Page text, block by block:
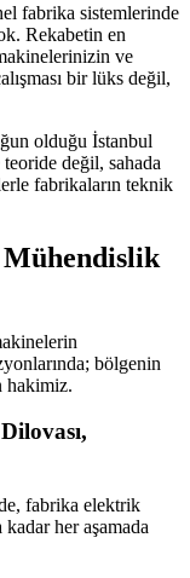
fabrika sistemlerinde
Rekabetin en
ve
bir lüks değil,
olduğu İstanbul
değil, sahada
fabrikaların teknik
Mühendislik
bölgenin
hakimiz.
fabrika elektrik
kadar her aşamada